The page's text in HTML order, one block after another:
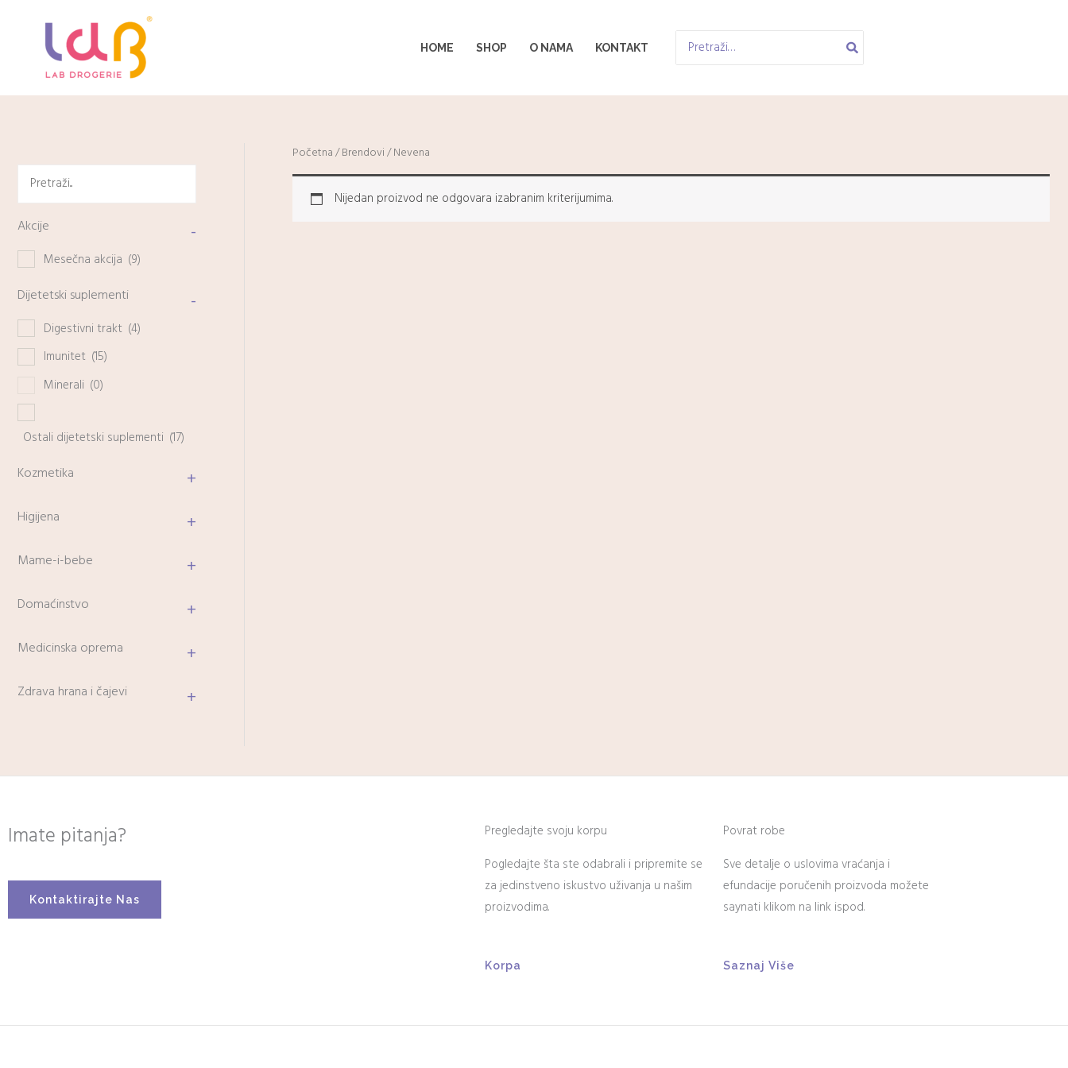
HOME SHOP O NAMA KONTAKT
Search
Akcije -
Mesečna akcija (9)
Dijetetski suplementi -
Digestivni trakt (4)
Imunitet (15)
Minerali (0)
Ostali dijetetski suplementi (17)
Kozmetika +
Higijena +
Mame-i-bebe +
Domaćinstvo +
Medicinska oprema +
Zdrava hrana i čajevi +
Početna/Brendovi/ Nevena
Nijedan proizvod ne odgovara izabranim kriterijumima.
Imate pitanja?
Kontaktirajte Nas
Pregledajte svoju korpu
Pogledajte šta ste odabrali i pripremite se
za jedinstveno iskustvo uživanja u našim
proizvodima.
Korpa
Povrat robe
Sve detalje o uslovima vraćanja i
efundacije poručenih proizvoda možete
saynati klikom na link ispod.
Saznaj Više